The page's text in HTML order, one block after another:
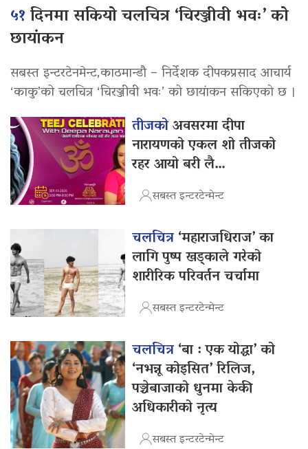
५१दिनमा सकियो चलचित्र ‘चिरञ्जीवी भवः’ को
छायांकन
सबस्त इन्टरटेनमेन्ट,काठमान्डौ – निर्देशक दीपकप्रसाद आचार्य
‘काकु’को चलचित्र ‘चिरञ्जीवी भवः’ को छायांकन सकिएको छ ।
तीजकोअवसरमा दीपा
नारायणको एकल शो तीजको
रहर आयो बरी लै…
सबस्त इन्टरटेन्मेन्ट
चलचित्र‘महाराजधिराज’ का
लागि पुष्प खड्काले गरेको
शारीरिक परिवर्तन चर्चामा
सबस्त इन्टरटेन्मेन्ट
चलचित्र‘बा : एक योद्धा’ को
‘नभन्नू कोइसित’ रिलिज,
पञ्चेबाजाको धुनमा केकी
अधिकारीको नृत्य
सबस्त इन्टरटेन्मेन्ट